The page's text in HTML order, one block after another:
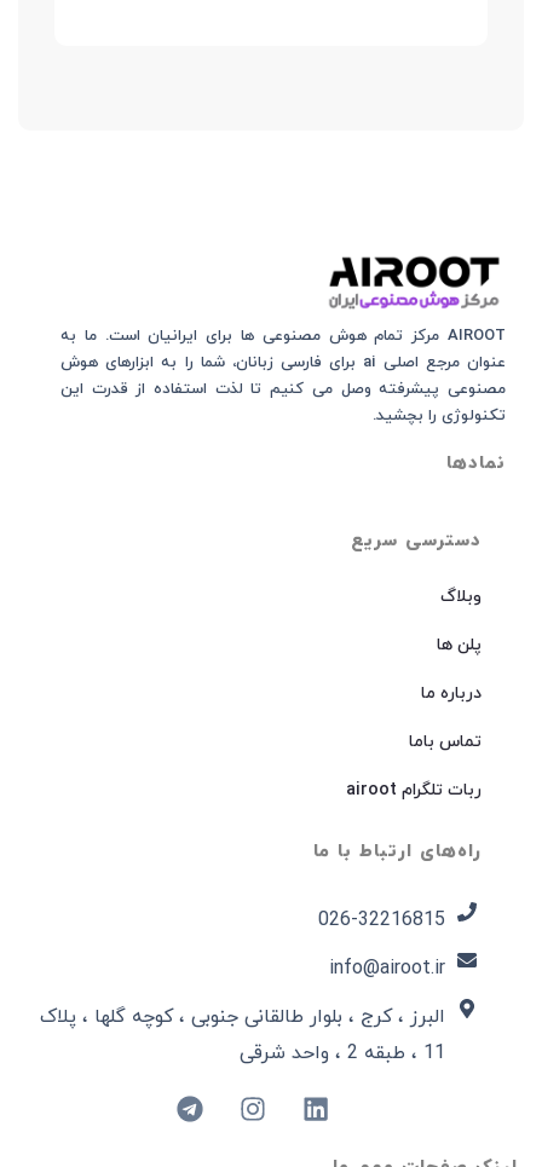
دسترسی سریع
وبلاگ
پلن ها
درباره ما
تماس باما
ربات تلگرام airoot
راه‌های ارتباط با ما
026-32216815​
info@airoot.ir
البرز ، کرج ، بلوار طالقانی جنوبی ، کوچه گلها ، پلاک
11 ، طبقه 2 ، واحد شرقی
AIROOT مرکز تمام هوش مصنوعی‌‌‌ ها برای ایرانیان است. ما به
عنوان مرجع اصلی ai برای فارسی زبانان، شما را به ابزارهای هوش
مصنوعی پیشرفته وصل می کنیم تا لذت استفاده از قدرت این
تکنولوژی را بچشید.
نمادها